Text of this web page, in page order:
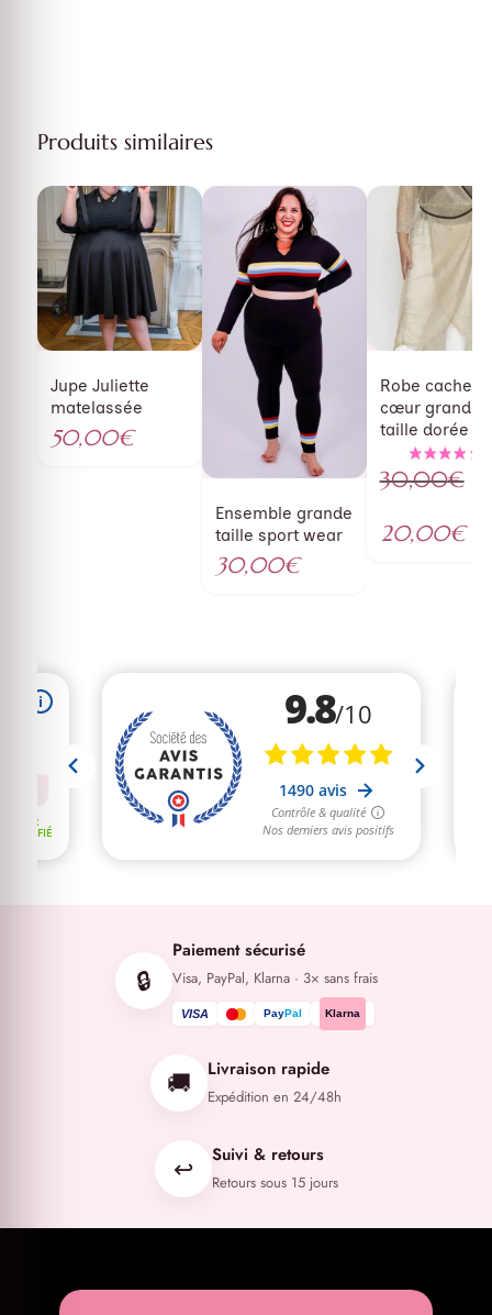
Produits similaires
Jupe Juliette
matelassée
50,00€
Ensemble grande
taille sport wear
30,00€
Robe cache-
cœur grande
taille dorée
30,00€
prix
20,00€
20,00€.
🔒
Paiement sécurisé
Visa, PayPal, Klarna · 3× sans frais
VISA PayPal Klarna
🚚 Livraison rapide
Expédition en 24/48h
↩️ Suivi & retours
Retours sous 15 jours